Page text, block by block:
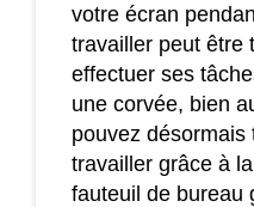
votre écran
travailler peut être
effectuer ses
une corvée, bien
pouvez
travailler grâce à
fauteuil de bureau